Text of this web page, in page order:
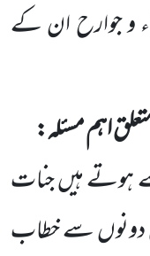
و جوارح ان کے
اہم مسئلہ:
ہوتے ہیں جنات
دونوں سے خطاب